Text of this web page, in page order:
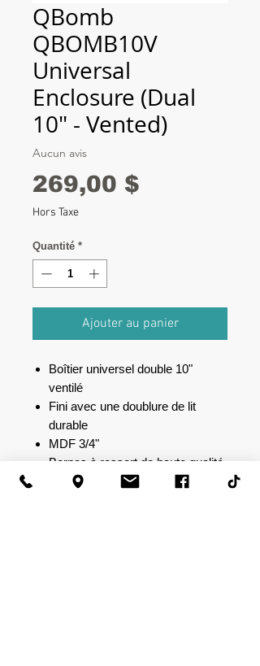
QBomb
QBOMB10V
Universal
Enclosure (Dual
10" - Vented)
Aucun avis
269,00 $
Hors Taxe
Quantité *
Ajouter au panier
Boîtier universel double 10"
ventilé
Fini avec une doublure de lit
durable
MDF 3/4"
Bornes à ressort de haute qualité